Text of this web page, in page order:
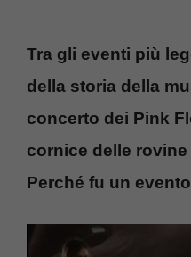
Tra gli eventi più
della storia della
concerto dei Pink
cornice delle
Perché fu un